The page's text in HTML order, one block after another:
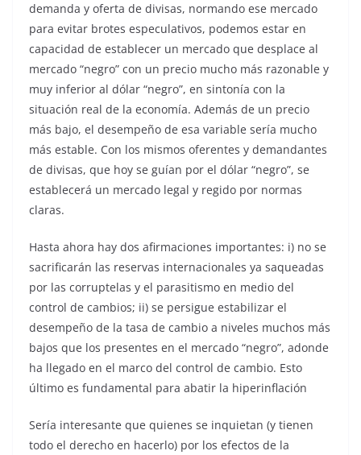
demanda y oferta de divisas, normando ese mercado
para evitar brotes especulativos, podemos estar en
capacidad de establecer un mercado que desplace al
mercado “negro” con un precio mucho más razonable y
muy inferior al dólar “negro”, en sintonía con la
situación real de la economía. Además de un precio
más bajo, el desempeño de esa variable sería mucho
más estable. Con los mismos oferentes y demandantes
de divisas, que hoy se guían por el dólar “negro”, se
establecerá un mercado legal y regido por normas
claras.
Hasta ahora hay dos afirmaciones importantes: i) no se
sacrificarán las reservas internacionales ya saqueadas
por las corruptelas y el parasitismo en medio del
control de cambios; ii) se persigue estabilizar el
desempeño de la tasa de cambio a niveles muchos más
bajos que los presentes en el mercado “negro”, adonde
ha llegado en el marco del control de cambio. Esto
último es fundamental para abatir la hiperinflación
Sería interesante que quienes se inquietan (y tienen
todo el derecho en hacerlo) por los efectos de la